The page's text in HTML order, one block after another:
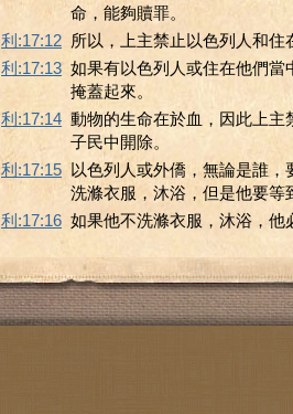
命，能夠贖罪。
利:17:12 所以，上主禁止以色列人和
利:17:13 如果有以色列人或住在他們
掩蓋起來。
利:17:14 動物的生命在於血，因此上
子民中開除。
利:17:15 以色列人或外僑，無論是誰
洗滌衣服，沐浴，但是他要等
利:17:16 如果他不洗滌衣服，沐浴，他